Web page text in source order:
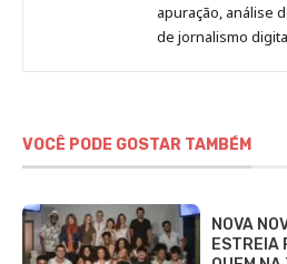
apuração, análise
de jornalismo
VOCÊ PODE GOSTAR TAMBÉM
NOVA
ESTREIA